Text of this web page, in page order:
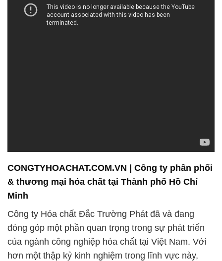
CONGTYHOACHAT.COM.VN | Công ty phân phối
& thương mại hóa chất tại Thành phố Hồ Chí
Minh
Công ty Hóa chất Đắc Trường Phát đã và đang
đóng góp một phần quan trọng trong sự phát triển
của ngành công nghiệp hóa chất tại Việt Nam. Với
hơn một thập kỷ kinh nghiệm trong lĩnh vực này,